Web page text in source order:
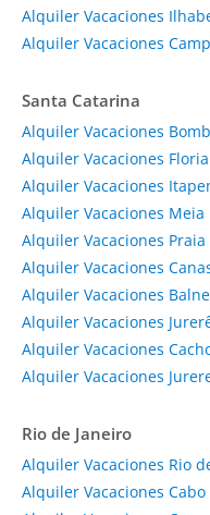
Alquiler Vacaciones
Alquiler Vacaciones
Santa Catarina
Alquiler Vacaciones
Alquiler Vacaciones
Alquiler Vacaciones
Alquiler Vacaciones Meia
Alquiler Vacaciones
Alquiler Vacaciones
Alquiler Vacaciones
Alquiler Vacaciones
Alquiler Vacaciones
Alquiler Vacaciones
Rio de Janeiro
Alquiler Vacaciones Rio
Alquiler Vacaciones Cabo